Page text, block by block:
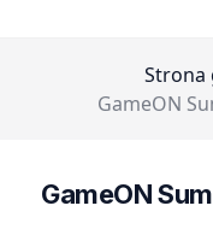
Strona
GameON
GameON